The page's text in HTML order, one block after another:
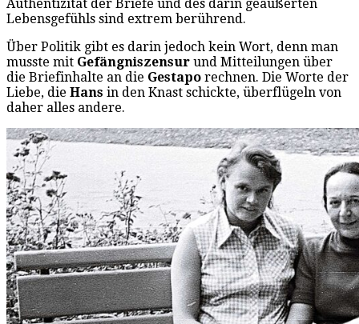
Authentizität der Briefe und des darin geäußerten
Lebensgefühls sind extrem berührend.
Über Politik gibt es darin jedoch kein Wort, denn man
musste mit Gefängniszensur und Mitteilungen über
die Briefinhalte an die Gestapo rechnen. Die Worte der
Liebe, die Hans in den Knast schickte, überflügeln von
daher alles andere.